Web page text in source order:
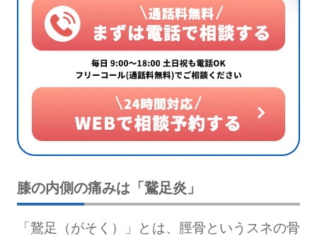
膝の内側の痛みは「鵞足炎」
「鵞足（がそく）」とは、脛骨というスネの骨